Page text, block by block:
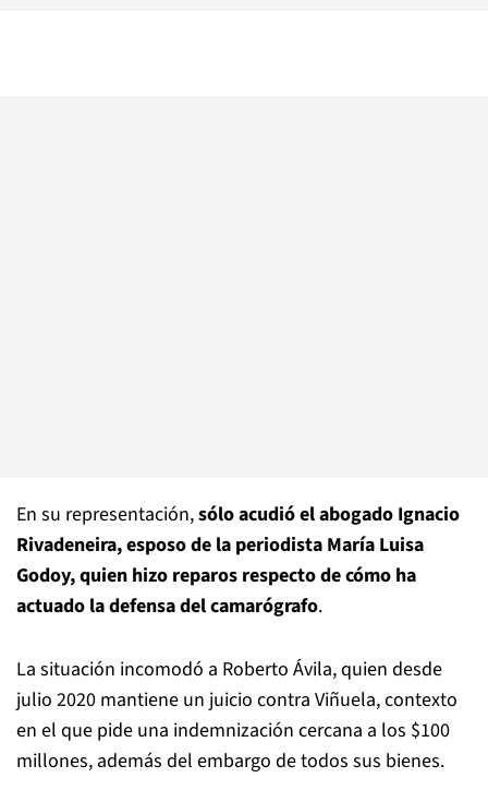
En su representación,sólo acudió el abogado Ignacio
Rivadeneira, esposo de la periodista María Luisa
Godoy, quien hizo reparos respecto de cómo ha
actuado la defensa del camarógrafo.
La situación incomodó a Roberto Ávila, quien desde
julio 2020 mantiene un juicio contra Viñuela, contexto
en el que pide una indemnización cercana a los $100
millones, además del embargo de todos sus bienes.